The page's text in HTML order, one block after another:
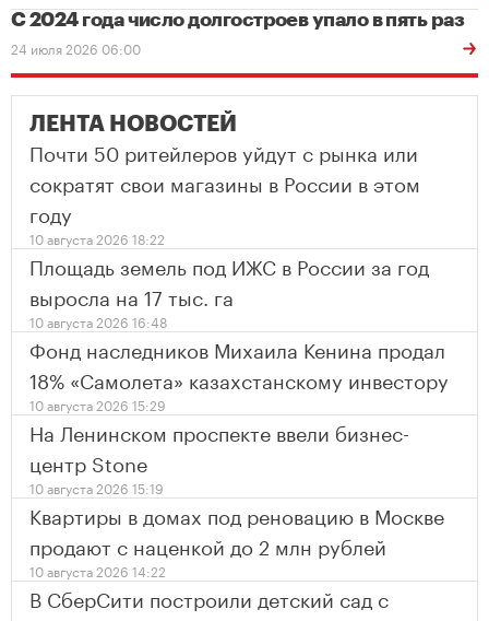
С 2024 года число долгостроев упало в пять раз
24 июля 2026 06:00
ЛЕНТА НОВОСТЕЙ
Почти 50 ритейлеров уйдут с рынка или
сократят свои магазины в России в этом
году
10 августа 2026 18:22
Площадь земель под ИЖС в России за год
выросла на 17 тыс. га
10 августа 2026 16:48
Фонд наследников Михаила Кенина продал
18% «Самолета» казахстанскому инвестору
10 августа 2026 15:29
На Ленинском проспекте ввели бизнес-
центр Stone
10 августа 2026 15:19
Квартиры в домах под реновацию в Москве
продают с наценкой до 2 млн рублей
10 августа 2026 14:22
В СберСити построили детский сад с